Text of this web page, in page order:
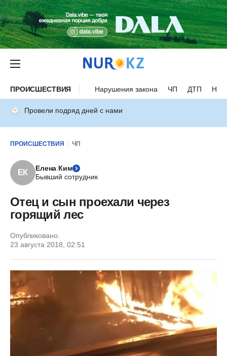
ПРОИСШЕСТВИЯ Нарушения закона ЧП ДТП
Провели подряд дней с нами
ПРОИСШЕСТВИЯ ЧП
ЕК
Елена Ким
Бывший сотрудник
Отец и сын проехали через
горящий лес
Опубликовано:
23 августа 2018, 02:51